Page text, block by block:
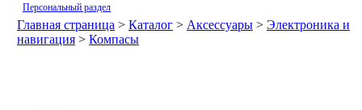
Персональный раздел
Главная страница > Каталог> Аксессуары> Электроника и
навигация> Компасы